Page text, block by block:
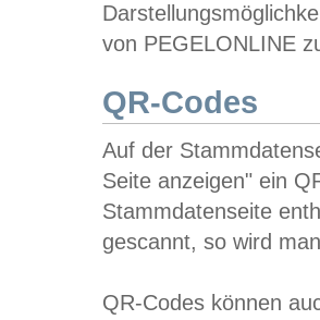
von PEGELONLINE
QR-Codes
Auf der
Seite anzeigen" ein
Stammdatenseite
gescannt, so wird
QR-Codes können